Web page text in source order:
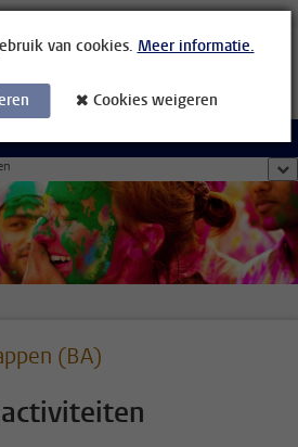
(BA)
van cookies. Meer informatie.
Cookies weigeren